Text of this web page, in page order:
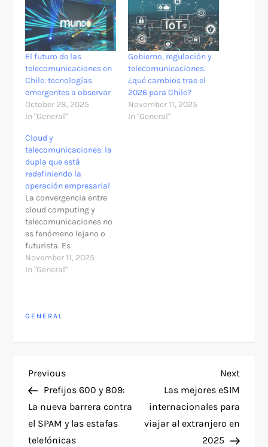
El futuro de las
telecomunicaciones en
Chile: tecnologías
emergentes a observar
October 28, 2025
In "General"
Gobierno, regulación y
telecomunicaciones:
¿qué cambios trae el
2026 para Chile?
November 11, 2025
In "General"
Cloud y
telecomunicaciones: la
dupla que está
redefiniendo la
operación empresarial
La convergencia entre
cloud computing y
telecomunicaciones no
es fenómeno lejano o
futurista. Es
transformación
ocurriendo ahora en
escalan, y compiten.
transportaban datos,
mientras proveedores
de cloud los
procesaban. Ahora, la
lógica se invierte.
Operadores…
November 11, 2025
In "General"
GENERAL
P
o
s
Previous
Post
Previous
Prefijos 600 y 809:
La nueva barrera contra
el SPAM y las estafas
telefónicas
Next
Next
Las mejores eSIM
internacionales para
viajar al extranjero en
2025